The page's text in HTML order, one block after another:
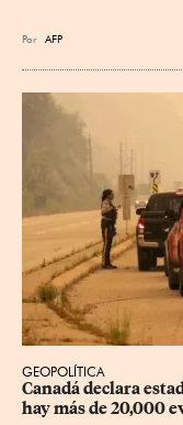
Por AFP
GEOPOLÍTICA
Canadá declara
hay más de 20,000